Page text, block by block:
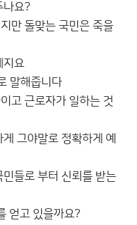
나요?
만 돌맞는 국민은 죽을
지요
말해줍니다
고 근로자가 일하는 것
그야말로 정확하게 예
들로 부터 신뢰를 받는
얻고 있을까요?